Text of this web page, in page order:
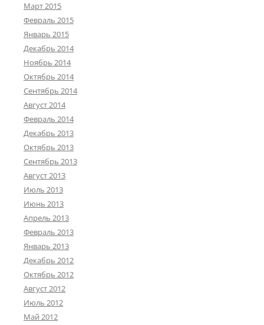
Март 2015
Февраль 2015
Январь 2015
Декабрь 2014
Ноябрь 2014
Октябрь 2014
Сентябрь 2014
Август 2014
Февраль 2014
Декабрь 2013
Октябрь 2013
Сентябрь 2013
Август 2013
Июль 2013
Июнь 2013
Апрель 2013
Февраль 2013
Январь 2013
Декабрь 2012
Октябрь 2012
Август 2012
Июль 2012
Май 2012